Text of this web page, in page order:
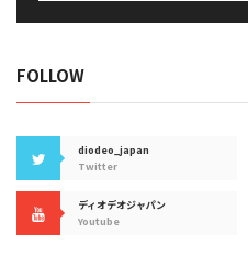
FOLLOW
diodeo_japan
Twitter
ディオデオジャパン
Youtube